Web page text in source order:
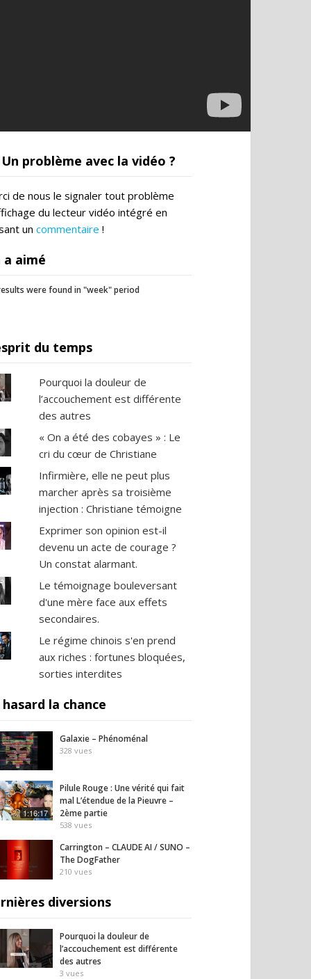
Un problème avec la vidéo ?
de nous le signaler tout problème
du lecteur vidéo intégré en
un commentaire !
a aimé
were found in "week" period
du temps
Pourquoi la douleur de
l’accouchement est différente
des autres
« On a été des cobayes » : Le
cri du cœur de Christiane
Infirmière, elle ne peut plus
marcher après sa troisième
injection : Christiane témoigne
Exprimer son opinion est-il
devenu un acte de courage ?
Un constat alarmant.
Le témoignage bouleversant
d'une mère face aux effets
secondaires.
Le régime chinois s'en prend
aux riches : fortunes bloquées,
sorties interdites
hasard la chance
Galaxie – Phénoménal
328 vues
1:16:17
Pilule Rouge : Une vérité qui fait
mal L’étendue de la Pieuvre –
2ème partie
538 vues
Carrington – CLAUDE AI / SUNO –
The DogFather
210 vues
diversions
Pourquoi la douleur de
l’accouchement est différente
des autres
3 vues